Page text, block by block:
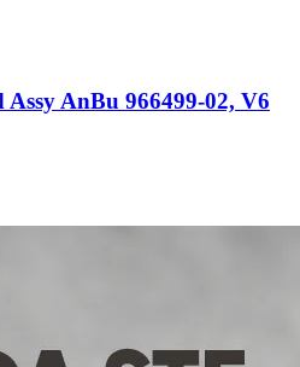
Assy AnBu 966499-02, V6